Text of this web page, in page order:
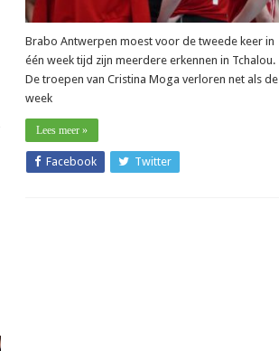
Brabo Antwerpen moest voor de tweede keer in
één week tijd zijn meerdere erkennen in Tchalou.
De troepen van Cristina Moga verloren net als de
week
Lees meer »
Facebook Twitter